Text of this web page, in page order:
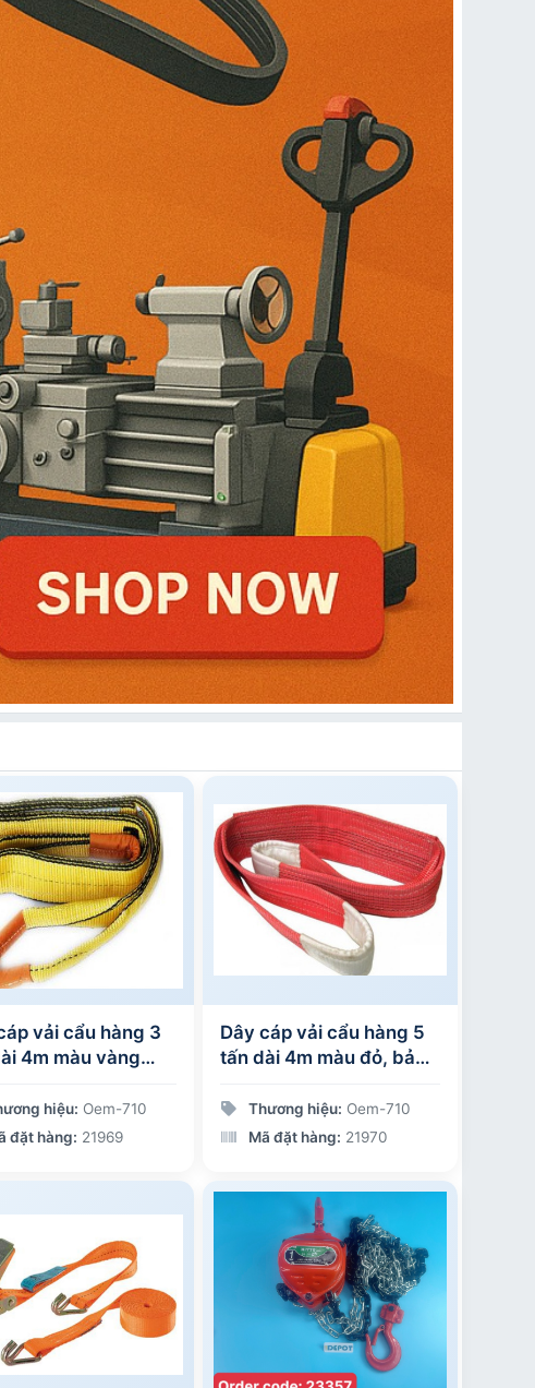
vải cẩu hàng 3
4m màu vàng
hiệu: Oem-710
đặt hàng: 21969
Dây cáp vải cẩu hàng 5
tấn dài 4m màu đỏ, bản
Thương hiệu: Oem-710
Mã đặt hàng: 21970